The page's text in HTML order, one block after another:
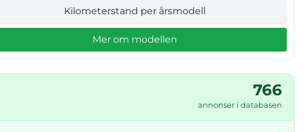
Kilometerstand per årsmodell
Mer om modellen
766
annonser i databasen